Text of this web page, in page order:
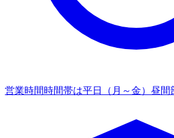
営業時間時間帯は平日（月～金）昼